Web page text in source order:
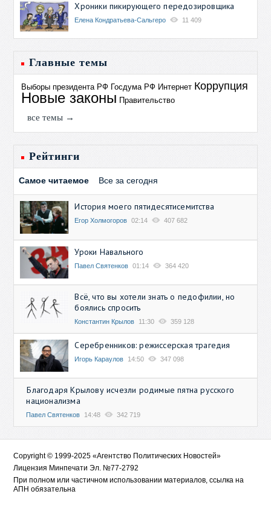
Хроники пикирующего передозировщика
Елена Кондратьева-Сальгеро 11 409
Главные темы
Выборы президента РФ Госдума РФ Интернет Коррупция
Новые законы Правительство
все темы →
Рейтинги
Самое читаемое Все за сегодня
История моего пятидесятисемитства
Егор Холмогоров 02:14 407 682
Уроки Навального
Павел Святенков 01:14 364 420
Всё, что вы хотели знать о педофилии, но
боялись спросить
Константин Крылов 11:30 359 128
Серебренников: режиссерская трагедия
Игорь Караулов 14:50 347 098
Благодаря Крылову исчезли родимые пятна русского
национализма
Павел Святенков 14:48 342 719
Copyright © 1999-2025 «Агентство Политических Новостей»
Лицензия Минпечати Эл. №77-2792
При полном или частичном использовании материалов, ссылка на
АПН обязательна